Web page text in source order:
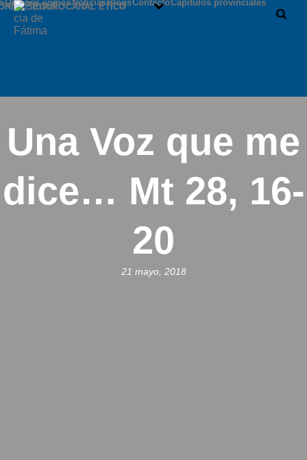
Quiénes somos NoticiasBlogsContactoCapítulos provinciales
SEGUROCANAL ÉTICO
Una Voz que me
dice… Mt 28, 16-
20
21 mayo, 2018